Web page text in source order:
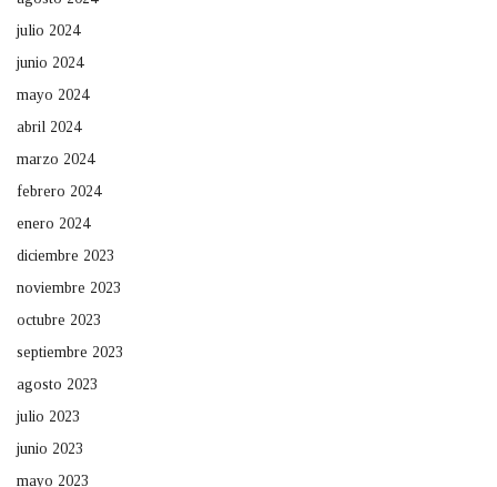
julio 2024
junio 2024
mayo 2024
abril 2024
marzo 2024
febrero 2024
enero 2024
diciembre 2023
noviembre 2023
octubre 2023
septiembre 2023
agosto 2023
julio 2023
junio 2023
mayo 2023